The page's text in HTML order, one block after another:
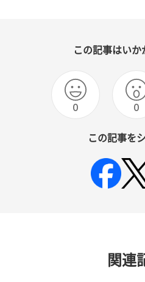
この記事はいか
0 0
この記事を
関連